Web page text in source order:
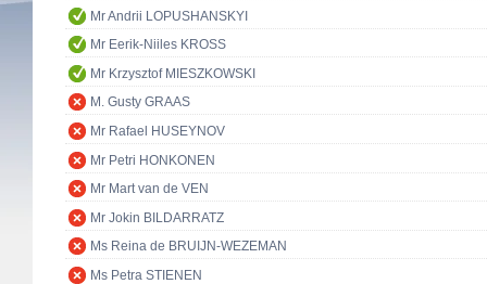
Mr Andrii LOPUSHANSKYI
Mr Eerik-Niiles KROSS
Mr Krzysztof MIESZKOWSKI
M. Gusty GRAAS
Mr Rafael HUSEYNOV
Mr Petri HONKONEN
Mr Mart van de VEN
Mr Jokin BILDARRATZ
Ms Reina de BRUIJN-WEZEMAN
Ms Petra STIENEN